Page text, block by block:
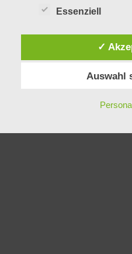
Essenziell
✓
Auswahl